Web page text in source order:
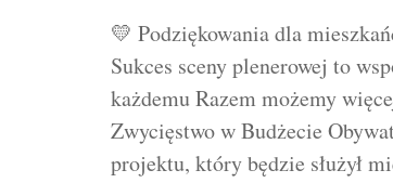
💛 Podziękowania dla
Sukces sceny plenerowej to
każdemu Razem możemy
Zwycięstwo w Budżecie
projektu, który będzie służył